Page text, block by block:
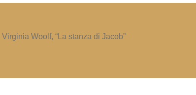
Virginia Woolf, “La stanza di Jacob”